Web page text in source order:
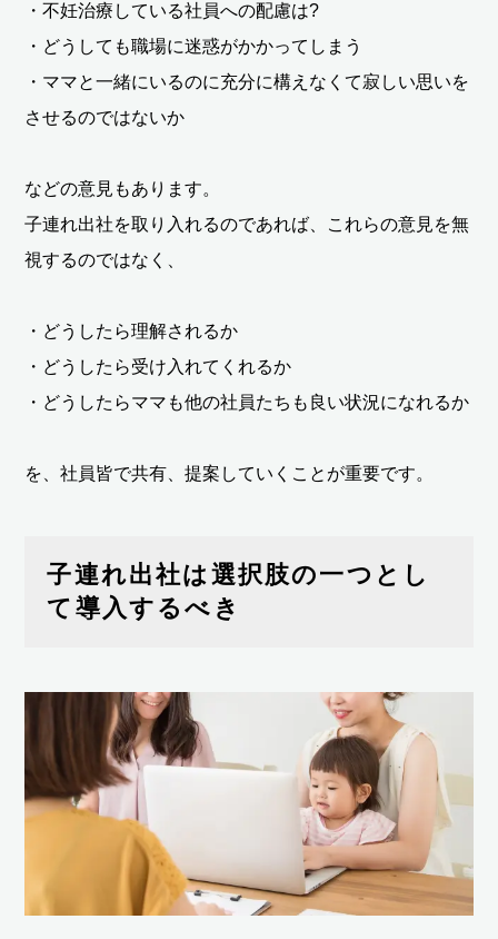
・不妊治療している社員への配慮は?
・どうしても職場に迷惑がかかってしまう
・ママと一緒にいるのに充分に構えなくて寂しい思いを
させるのではないか
などの意見もあります。
子連れ出社を取り入れるのであれば、これらの意見を無
視するのではなく、
・どうしたら理解されるか
・どうしたら受け入れてくれるか
・どうしたらママも他の社員たちも良い状況になれるか
を、社員皆で共有、提案していくことが重要です。
子連れ出社は選択肢の一つとし
て導入するべき